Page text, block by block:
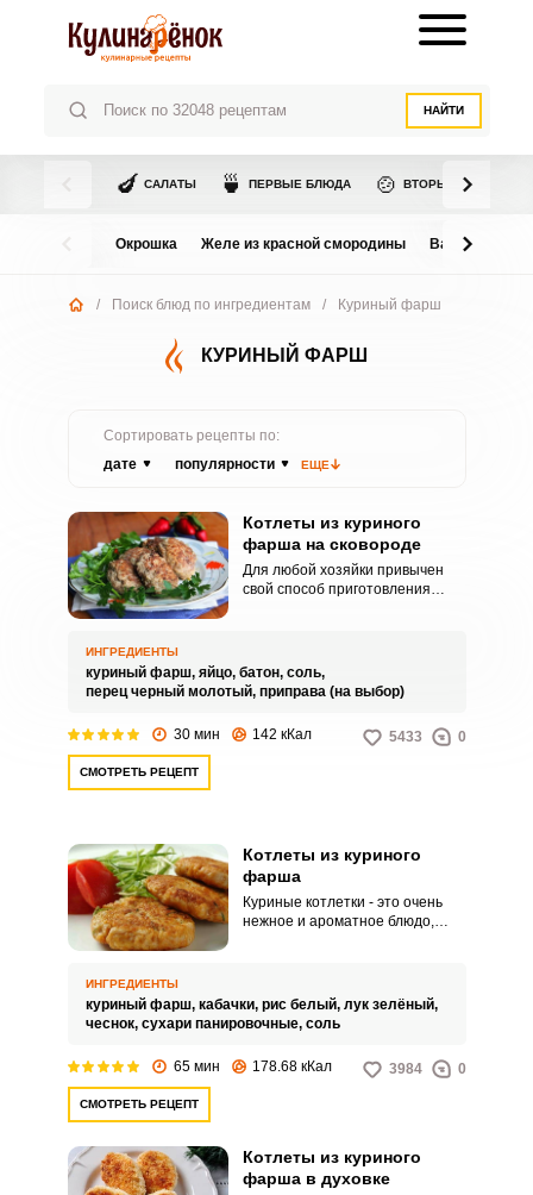
НАЙТИ
🍆 САЛАТЫ 🍵 ПЕРВЫЕ БЛЮДА 🍲 ВТОРЫЕ БЛЮДА
Окрошка Желе из красной смородины Варенье из
/ Поиск блюд по ингредиентам / Куриный фарш
КУРИНЫЙ ФАРШ
Сортировать рецепты по:
дате
популярности ЕЩЕ
Котлеты из куриного
фарша на сковороде
Для любой хозяйки привычен
свой способ приготовления
булочки или батона.
ИНГРЕДИЕНТЫ
куриный фарш, яйцо, батон, соль,
перец черный молотый, приправа (на выбор)
30 мин 142 кКал 5433 0
СМОТРЕТЬ РЕЦЕПТ
Котлеты из куриного
фарша
Куриные котлетки - это очень
нежное и ароматное блюдо,
Котлеты из курицы довольно
бюджетны, прекрасно подходят
для детского меню, довольно
практически невозможно
ИНГРЕДИЕНТЫ
куриный фарш, кабачки, рис белый, лук зелёный,
чеснок, сухари панировочные, соль
65 мин 178.68 кКал 3984 0
СМОТРЕТЬ РЕЦЕПТ
Котлеты из куриного
фарша в духовке